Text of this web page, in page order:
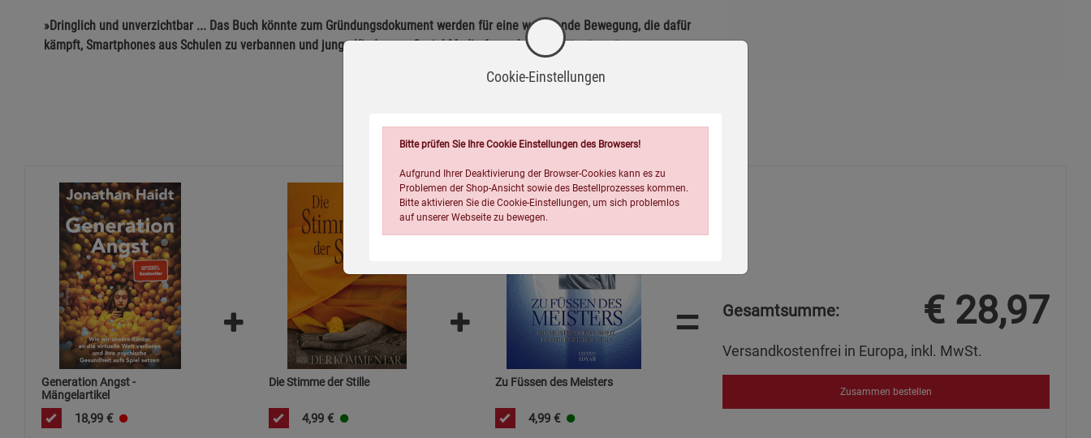
»Dringlich und unverzichtbar ... Das Buch könnte zum Gründungsdokument werden für eine wachsende Bewegung, die dafür
kämpft, Smartphones aus Schulen zu verbannen und junge Kinder von Social Media fernzuhalten.«The Guardian
Wird oft zusammen bestellt:
Generation Angst -
Mängelartikel
18,99 €
Die Stimme der Stille
4,99 €
Zu Füssen des Meisters
4,99 €
= Gesamtsumme: € 28,97
Versandkostenfrei in Europa, inkl. MwSt.
Zusammen bestellen
Cookie-Einstellungen
Bitte prüfen Sie Ihre Cookie Einstellungen des Browsers!
Aufgrund Ihrer Deaktivierung der Browser-Cookies kann es zu
Problemen der Shop-Ansicht sowie des Bestellprozesses kommen.
Bitte aktivieren Sie die Cookie-Einstellungen, um sich problemlos
auf unserer Webseite zu bewegen.
Einstellungen speichern für die GruppeEinstellungen speichern für die Gruppe
Zurück
Einstellungen speichern für die Gruppe
Notwendige Cookies (5)
Beschreibung Notwendige Cookies